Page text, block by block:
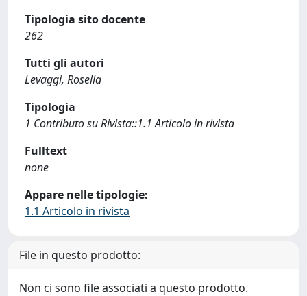
Tipologia sito docente
262
Tutti gli autori
Levaggi, Rosella
Tipologia
1 Contributo su Rivista::1.1 Articolo in rivista
Fulltext
none
Appare nelle tipologie:
1.1 Articolo in rivista
File in questo prodotto:
Non ci sono file associati a questo prodotto.